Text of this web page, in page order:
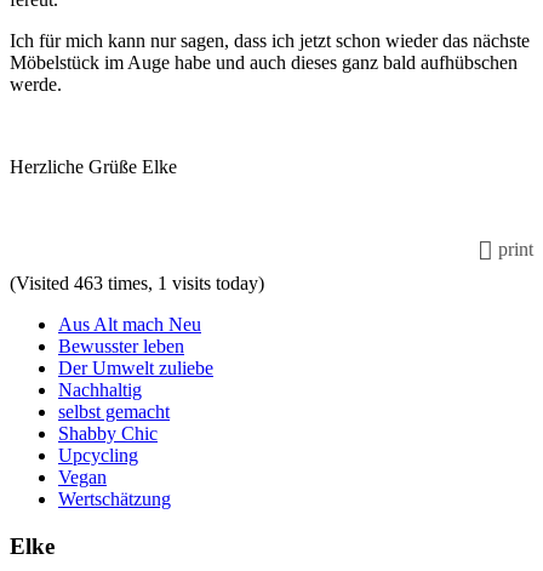
Ich für mich kann nur sagen, dass ich jetzt schon wieder das nächste
Möbelstück im Auge habe und auch dieses ganz bald aufhübschen
werde.
Herzliche Grüße Elke
print
(Visited 463 times, 1 visits today)
Aus Alt mach Neu
Bewusster leben
Der Umwelt zuliebe
Nachhaltig
selbst gemacht
Shabby Chic
Upcycling
Vegan
Wertschätzung
Elke